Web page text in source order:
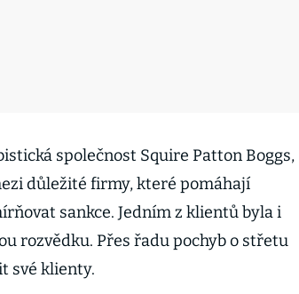
společnost Squire Patton Boggs,
důležité firmy, které pomáhají
sankce. Jedním z klientů byla i
rozvědku. Přes řadu pochyb o střetu
své klienty.